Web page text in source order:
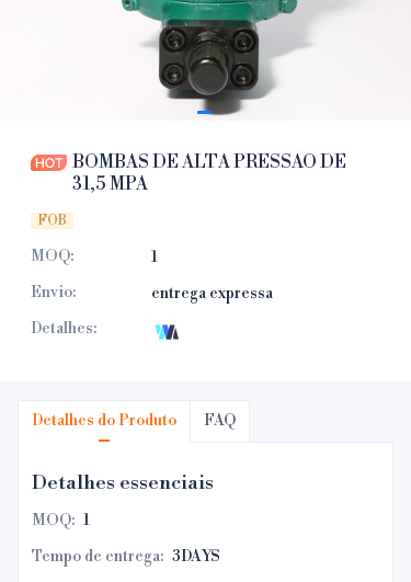
BOMBAS DE ALTA PRESSÃO DE
31,5 MPA
FOB
MOQ:
1
Envio:
entrega expressa
Detalhes:
Detalhes do Produto FAQ
Detalhes essenciais
MOQ: 1
Tempo de entrega: 3DAYS